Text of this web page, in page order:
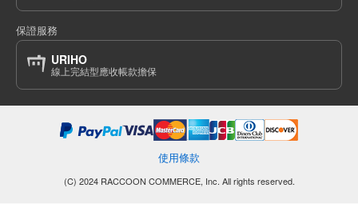
保證服務
URIHO
線上完結型應收帳款擔保
使用條款
(C) 2024 RACCOON COMMERCE, Inc. All rights reserved.